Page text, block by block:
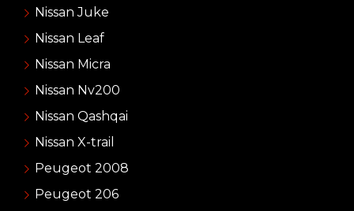
Nissan Juke
Nissan Leaf
Nissan Micra
Nissan Nv200
Nissan Qashqai
Nissan X-trail
Peugeot 2008
Peugeot 206